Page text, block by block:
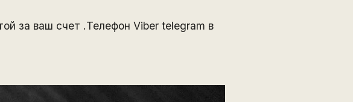
за ваш счет .Телефон Viber telegram в